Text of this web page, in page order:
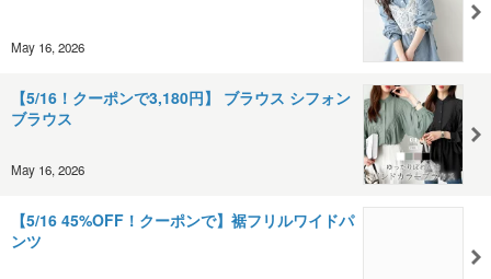
May 16, 2026
【5/16！クーポンで3,180円】 ブラウス シフォン
ブラウス
May 16, 2026
【5/16 45%OFF！クーポンで】裾フリルワイドパ
ンツ